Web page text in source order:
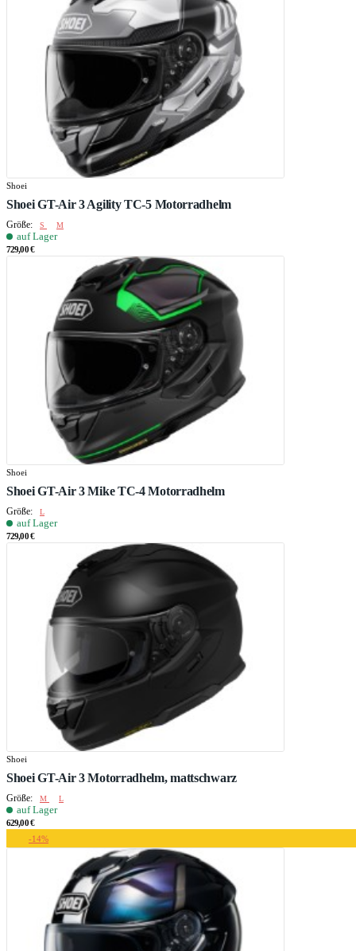
Shoei
Shoei GT-Air 3 Agility TC-5 Motorradhelm
Größe: S M
auf Lager
729,00 €
Shoei
Shoei GT-Air 3 Mike TC-4 Motorradhelm
Größe: L
auf Lager
729,00 €
Shoei
Shoei GT-Air 3 Motorradhelm, mattschwarz
Größe: M L
auf Lager
629,00 €
-14%